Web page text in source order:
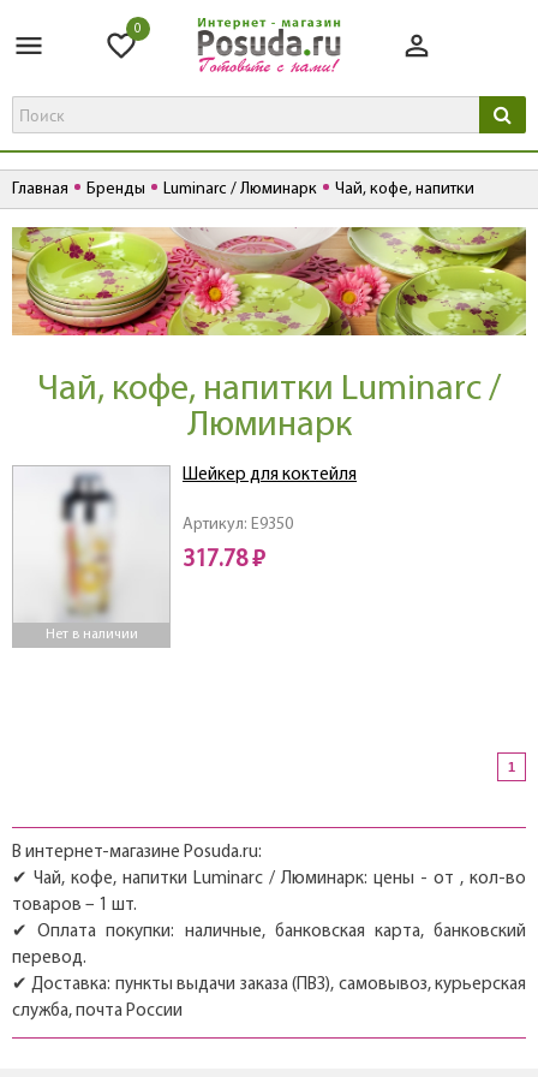
0
Главная Бренды Luminarc / Люминарк Чай, кофе, напитки
Чай, кофе, напитки Luminarc /
Люминарк
Нет в наличии
Артикул: E9350
Шейкер для коктейля
317.78 ₽
1
В интернет-магазине Posuda.ru:
✔ Чай, кофе, напитки Luminarc / Люминарк: цены - от , кол-во
товаров – 1 шт.
✔ Оплата покупки: наличные, банковская карта, банковский
перевод.
✔ Доставка: пункты выдачи заказа (ПВЗ), самовывоз, курьерская
служба, почта России